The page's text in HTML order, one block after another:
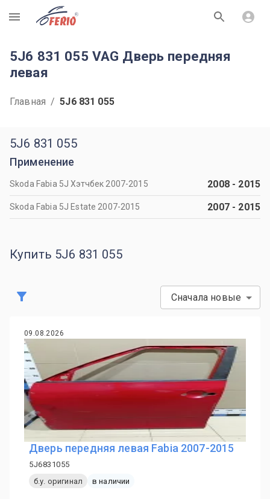
R
5J6 831 055 VAG Дверь передняя
левая
Главная / 5J6 831 055
5J6 831 055
Применение
Skoda Fabia 5J Хэтчбек 2007-2015 2008- 2015
Skoda Fabia 5J Estate 2007-2015 2007- 2015
Купить 5J6 831 055
Сначала новые
09.08.2026
Дверь передняя левая Fabia 2007-2015
5J6831055
б.у. оригинал
в наличии